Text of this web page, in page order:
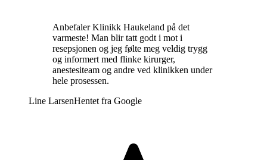
Anbefaler Klinikk Haukeland på det
varmeste! Man blir tatt godt i mot i
resepsjonen og jeg følte meg veldig trygg
og informert med flinke kirurger,
anestesiteam og andre ved klinikken under
hele prosessen.
Line LarsenHentet fra Google